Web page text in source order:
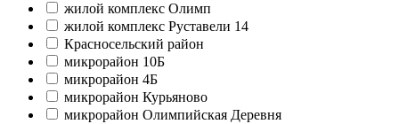
жилой комплекс Олимп
жилой комплекс Руставели 14
Красносельский район
микрорайон 10Б
микрорайон 4Б
микрорайон Курьяново
микрорайон Олимпийская Деревня